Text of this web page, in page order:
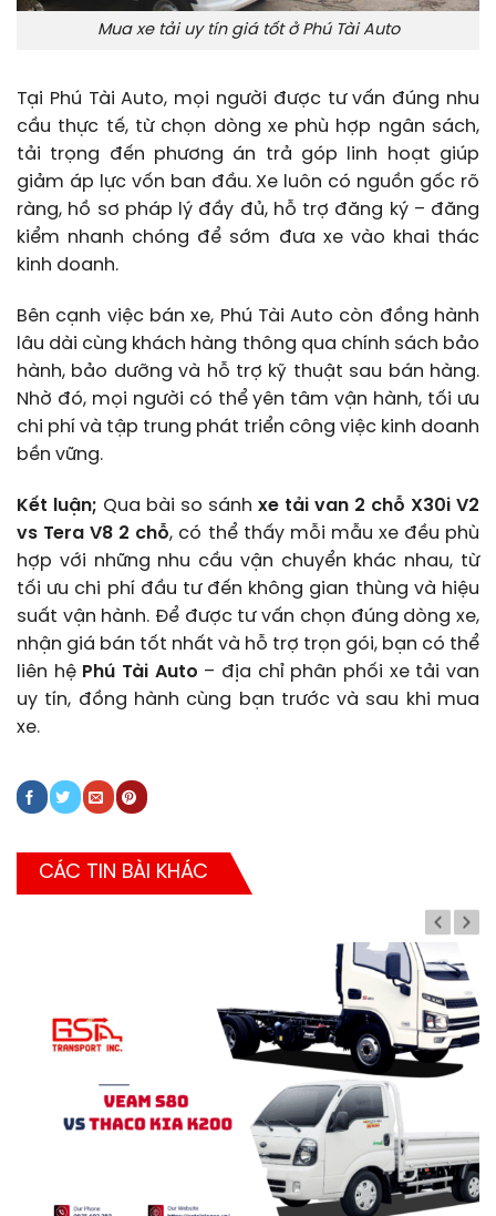
Mua xe tải uy tín giá tốt ở Phú Tài Auto
Tại Phú Tài Auto, mọi người được tư vấn đúng nhu
cầu thực tế, từ chọn dòng xe phù hợp ngân sách,
tải trọng đến phương án trả góp linh hoạt giúp
giảm áp lực vốn ban đầu. Xe luôn có nguồn gốc rõ
ràng, hồ sơ pháp lý đầy đủ, hỗ trợ đăng ký – đăng
kiểm nhanh chóng để sớm đưa xe vào khai thác
kinh doanh.
Bên cạnh việc bán xe, Phú Tài Auto còn đồng hành
lâu dài cùng khách hàng thông qua chính sách bảo
hành, bảo dưỡng và hỗ trợ kỹ thuật sau bán hàng.
Nhờ đó, mọi người có thể yên tâm vận hành, tối ưu
chi phí và tập trung phát triển công việc kinh doanh
bền vững.
Kết luận; Qua bài so sánh xe tải van 2 chỗ X30i V2
vs Tera V8 2 chỗ, có thể thấy mỗi mẫu xe đều phù
hợp với những nhu cầu vận chuyển khác nhau, từ
tối ưu chi phí đầu tư đến không gian thùng và hiệu
suất vận hành. Để được tư vấn chọn đúng dòng xe,
nhận giá bán tốt nhất và hỗ trợ trọn gói, bạn có thể
liên hệ Phú Tài Auto – địa chỉ phân phối xe tải van
uy tín, đồng hành cùng bạn trước và sau khi mua
xe.
CÁC TIN BÀI KHÁC